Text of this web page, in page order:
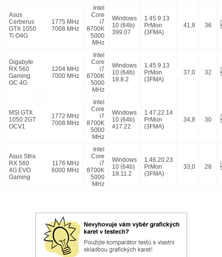
Asus
Cerberus
GTX 1050
Ti O4G
1775 MHz
7008 MHz
Intel
Core
i7
8700K
5000
MHz
Windows
10 (64b)
399.07
1.45.9.13
PrMon
(3FMA)
41,8 36
Gigabyte
RX 560
Gaming
OC 4G
1204 MHz
7000 MHz
Intel
Core
i7
8700K
5000
MHz
Windows
10 (64b)
18.8.2
1.45.9.13
PrMon
(3FMA)
37,0 32
MSI GTX
1050 2GT
OCV1
1772 MHz
7008 MHz
Intel
Core
i7
8700K
5000
MHz
Windows
10 (64b)
417.22
1.47.22.14
PrMon
(3FMA)
34,8 30
Asus Strix
RX 560
4G EVO
Gaming
1176 MHz
6000 MHz
Intel
Core
i7
8700K
5000
MHz
Windows
10 (64b)
18.11.2
1.46.20.23
PrMon
(3FMA)
33,0 28